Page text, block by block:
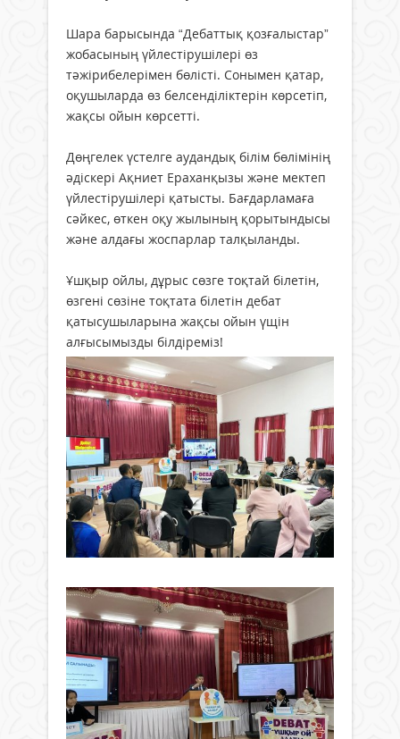
Шара барысында “Дебаттық қозғалыстар”
жобасының үйлестірушілері өз
тәжірибелерімен бөлісті. Сонымен қатар,
оқушыларда өз белсенділіктерін көрсетіп,
жақсы ойын көрсетті.
Дөңгелек үстелге аудандық білім бөлімінің
әдіскері Ақниет Ераханқызы және мектеп
үйлестірушілері қатысты. Бағдарламаға
сәйкес, өткен оқу жылының қорытындысы
және алдағы жоспарлар талқыланды.
Ұшқыр ойлы, дұрыс сөзге тоқтай білетін,
өзгені сөзіне тоқтата білетін дебат
қатысушыларына жақсы ойын үщін
алғысымызды білдіреміз!